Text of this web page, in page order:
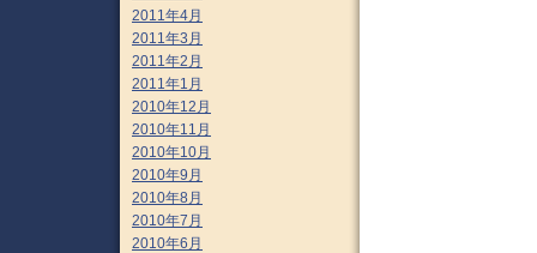
2011年4月
2011年3月
2011年2月
2011年1月
2010年12月
2010年11月
2010年10月
2010年9月
2010年8月
2010年7月
2010年6月